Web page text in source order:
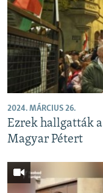
2024. MÁRCIUS 26.
Ezrek hallgatták
Magyar Pétert